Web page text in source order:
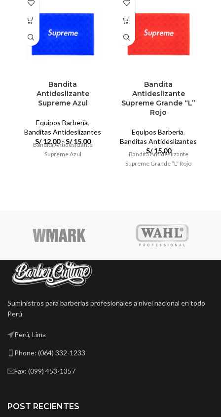
Bandita
Antideslizante
Supreme Azul
Equipos Barbería,
Banditas Antideslizantes
S/12.00 - S/15.00Rango
Bandita Antideslizante
Supreme Azul
Este
producto
tiene
múltiples
variantes.
pueden
elegir
página
de
producto
Bandita
Antideslizante
Supreme Grande “L”
Rojo
Equipos Barbería,
Banditas Antideslizantes
S/15.00
Bandita Antideslizante
Supreme Grande “L” Rojo
Suministros para barberias profesionales a nivel nacional en todo
Perú
Perú, Lima
Phone: (064) 332-1233
Fax: (099) 453-1357
POST RECIENTES